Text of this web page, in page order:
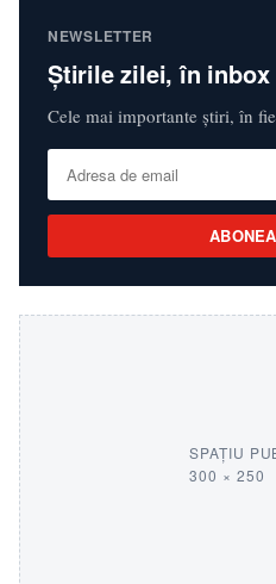
NEWSLETTER
Știrile zilei, în inbox
Cele mai importante știri, în
SPAȚIU
300 × 250